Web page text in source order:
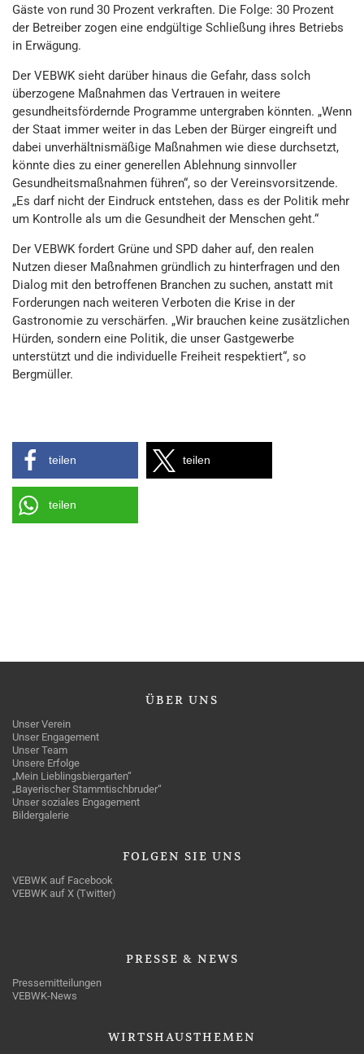
Gäste von rund 30 Prozent verkraften. Die Folge: 30 Prozent
der Betreiber zogen eine endgültige Schließung ihres Betriebs
in Erwägung.
Der VEBWK sieht darüber hinaus die Gefahr, dass solch
überzogene Maßnahmen das Vertrauen in weitere
gesundheitsfördernde Programme untergraben könnten. „Wenn
der Staat immer weiter in das Leben der Bürger eingreift und
dabei unverhältnismäßige Maßnahmen wie diese durchsetzt,
könnte dies zu einer generellen Ablehnung sinnvoller
Gesundheitsmaßnahmen führen“, so der Vereinsvorsitzende.
„Es darf nicht der Eindruck entstehen, dass es der Politik mehr
um Kontrolle als um die Gesundheit der Menschen geht.“
Der VEBWK fordert Grüne und SPD daher auf, den realen
Nutzen dieser Maßnahmen gründlich zu hinterfragen und den
Dialog mit den betroffenen Branchen zu suchen, anstatt mit
Forderungen nach weiteren Verboten die Krise in der
Gastronomie zu verschärfen. „Wir brauchen keine zusätzlichen
Hürden, sondern eine Politik, die unser Gastgewerbe
unterstützt und die individuelle Freiheit respektiert“, so
Bergmüller.
teilen teilen
teilen
ÜBER UNS
Unser Verein
Unser Engagement
Unser Team
Unsere Erfolge
„Mein Lieblingsbiergarten“
„Bayerischer Stammtischbruder“
Unser soziales Engagement
Bildergalerie
FOLGEN SIE UNS
VEBWK auf Facebook
VEBWK auf X (Twitter)
PRESSE & NEWS
Pressemitteilungen
VEBWK-News
WIRTSHAUSTHEMEN